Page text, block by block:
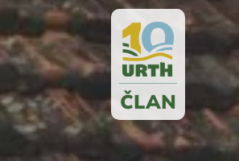
ČLAN